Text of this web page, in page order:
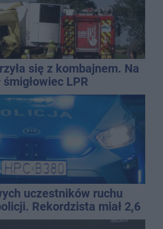
się z kombajnem. Na
LPR
uczestników ruchu
Rekordzista miał 2,6